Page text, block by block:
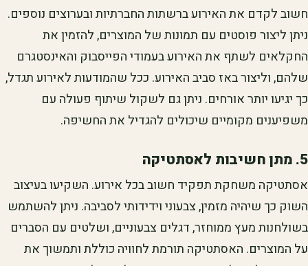
חשוב לקדם את האירוע ברשתות החברתיות ובערוצים נוספים.
ניתן ליצור פוסטים עם תמונות של המוצרים, להזמין את
החקלאים לשתף את האירוע בעמודי הפייסבוק והאינסטגרם
שלהם, וליצור באז סביב האירוע. ככל שהמודעות לאירוע תגדל,
כך יגיעו יותר אורחים. ניתן גם לשקול שיתוף פעולה עם
משפיענים מקומיים שיכולים להגדיל את החשיפה.
5. מתן חשיבות לאסתטיקה
אסתטיקה משחקת תפקיד חשוב בכל אירוע. השקיעו בעיצוב
השוק כך שיהיה מזמין, צבעוני וידידותי לסביבה. ניתן להשתמש
בשולחנות מעץ ממוחזר, דגלים צבעוניים, ושלטים עם הסברים
על המוצרים. האסתטיקה תורמת לחוויה כוללת ותמשוך את